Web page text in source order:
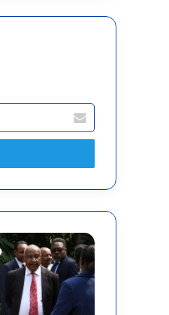
أدخل
بريدك
الإلكتروني